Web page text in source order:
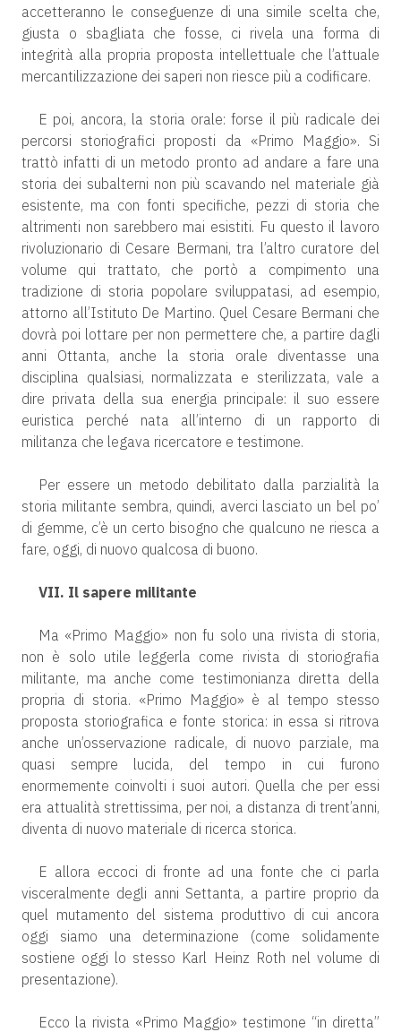
accetteranno le conseguenze di una simile scelta che,
giusta o sbagliata che fosse, ci rivela una forma di
integrità alla propria proposta intellettuale che l’attuale
mercantilizzazione dei saperi non riesce più a codificare.
E poi, ancora, la storia orale: forse il più radicale dei
percorsi storiografici proposti da «Primo Maggio». Si
trattò infatti di un metodo pronto ad andare a fare una
storia dei subalterni non più scavando nel materiale già
esistente, ma con fonti specifiche, pezzi di storia che
altrimenti non sarebbero mai esistiti. Fu questo il lavoro
rivoluzionario di Cesare Bermani, tra l’altro curatore del
volume qui trattato, che portò a compimento una
tradizione di storia popolare sviluppatasi, ad esempio,
attorno all’Istituto De Martino. Quel Cesare Bermani che
dovrà poi lottare per non permettere che, a partire dagli
anni Ottanta, anche la storia orale diventasse una
disciplina qualsiasi, normalizzata e sterilizzata, vale a
dire privata della sua energia principale: il suo essere
euristica perché nata all’interno di un rapporto di
militanza che legava ricercatore e testimone.
Per essere un metodo debilitato dalla parzialità la
storia militante sembra, quindi, averci lasciato un bel po’
di gemme, c’è un certo bisogno che qualcuno ne riesca a
fare, oggi, di nuovo qualcosa di buono.
VII. Il sapere militante
Ma «Primo Maggio» non fu solo una rivista di storia,
non è solo utile leggerla come rivista di storiografia
militante, ma anche come testimonianza diretta della
propria di storia. «Primo Maggio» è al tempo stesso
proposta storiografica e fonte storica: in essa si ritrova
anche un’osservazione radicale, di nuovo parziale, ma
quasi sempre lucida, del tempo in cui furono
enormemente coinvolti i suoi autori. Quella che per essi
era attualità strettissima, per noi, a distanza di trent’anni,
diventa di nuovo materiale di ricerca storica.
E allora eccoci di fronte ad una fonte che ci parla
visceralmente degli anni Settanta, a partire proprio da
quel mutamento del sistema produttivo di cui ancora
oggi siamo una determinazione (come solidamente
sostiene oggi lo stesso Karl Heinz Roth nel volume di
presentazione).
Ecco la rivista «Primo Maggio» testimone “in diretta”